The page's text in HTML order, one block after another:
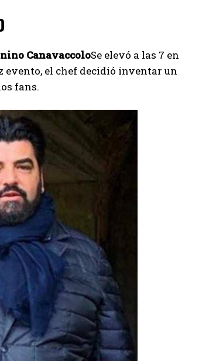
CanavaccoloSe elevó a las 7 en
evento, el chef decidió inventar un
fans.